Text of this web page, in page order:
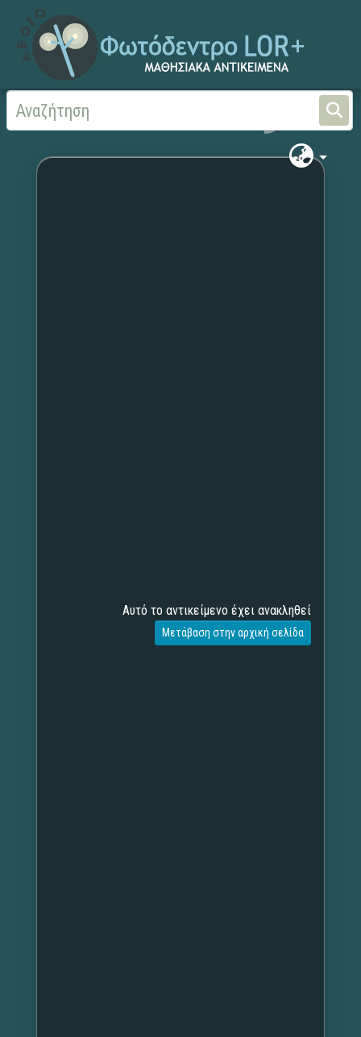
Αρχική Χωρίς τίτλο
Αυτό το αντικείμενο έχει ανακληθεί
Μετάβαση στην αρχική σελίδα